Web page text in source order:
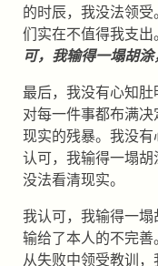
的时辰，我没法领
们实在不值得我支出
可，我输得一塌胡
最后，我没有心知
对每一件事都布满
现实的残暴。我没
认可，我输得一塌
没法看清现实。
我认可，我输得一塌
输给了本人的不完
从失败中领受教训